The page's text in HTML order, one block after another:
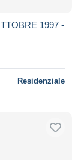
1997 -
Residenziale